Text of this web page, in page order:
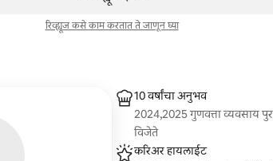
रिव्ह्यूज कसे काम करतात ते जाणून घ्या
10 वर्षांचा अनुभव
2024,2025 गुणवत्ता व्यवसाय
विजेते
करिअर हायलाईट